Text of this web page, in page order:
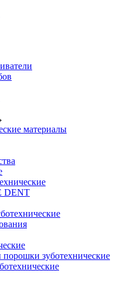
материалы
DENT
зуботехнические